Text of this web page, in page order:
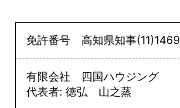
免許番号高知県知事(11)1469
有限会社 四国ハウジング
代表者: 徳弘 山之蒸